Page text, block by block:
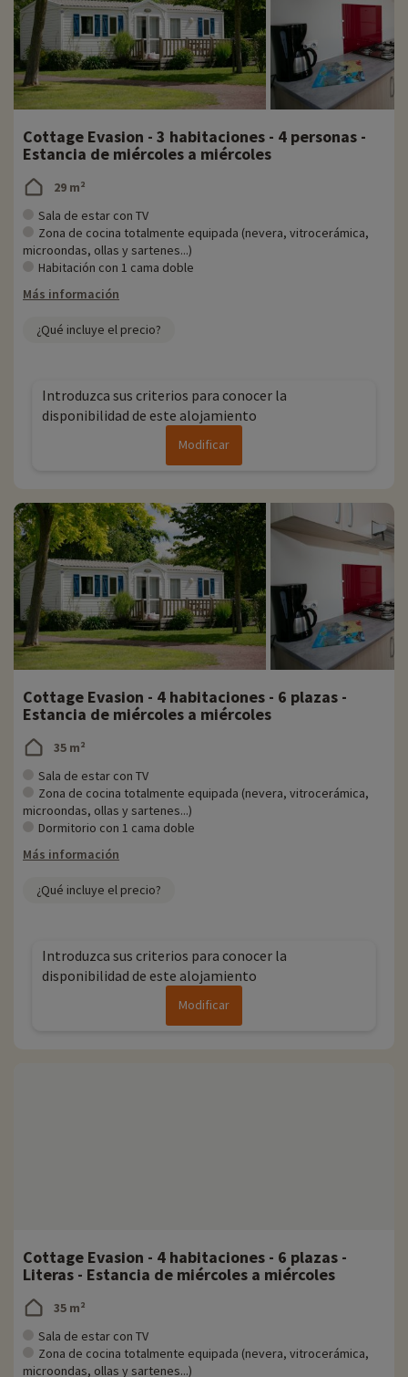
Cottage Evasion - 3 habitaciones - 4 personas -
Estancia de miércoles a miércoles
29 m²
Sala de estar con TV
Zona de cocina totalmente equipada (nevera, vitrocerámica,
microondas, ollas y sartenes...)
Habitación con 1 cama doble
Más información
¿Qué incluye el precio?
Introduzca sus criterios para conocer la
disponibilidad de este alojamiento
Modificar
Cottage Evasion - 4 habitaciones - 6 plazas -
Estancia de miércoles a miércoles
35 m²
Sala de estar con TV
Zona de cocina totalmente equipada (nevera, vitrocerámica,
microondas, ollas y sartenes...)
Dormitorio con 1 cama doble
Más información
¿Qué incluye el precio?
Introduzca sus criterios para conocer la
disponibilidad de este alojamiento
Modificar
Cottage Evasion - 4 habitaciones - 6 plazas -
Literas - Estancia de miércoles a miércoles
35 m²
Sala de estar con TV
Zona de cocina totalmente equipada (nevera, vitrocerámica,
microondas, ollas y sartenes...)